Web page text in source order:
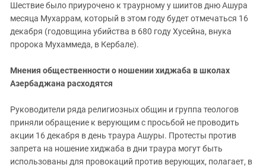
Шествие было приурочено к траурному у шиитов дню Ашура
месяца Мухаррам, который в этом году будет отмечаться 16
декабря (годовщина убийства в 680 году Хусейна, внука
пророка Мухаммеда, в Кербале).
Мнения общественности о ношении хиджаба в школах
Азербаджана расходятся
Руководители ряда религиозных общин и группа теологов
приняли обращение к верующим с просьбой не проводить
акции 16 декабря в день траура Ашуры. Протесты против
запрета на ношение хиджаба в дни траура могут быть
использованы для провокаций против верующих, полагает, в